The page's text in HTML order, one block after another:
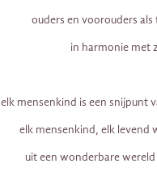
ouders en voorouders
in harmonie met
elk mensenkind is een snijpunt
elk mensenkind, elk levend
uit een wonderbare